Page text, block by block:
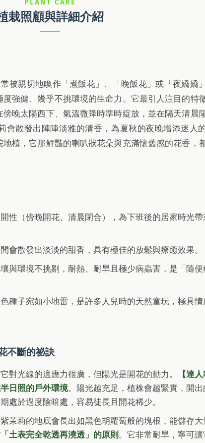
栽照顧與詳細介紹
被親切地喚作「煮飯花」、「晚飯花」或「夜嬌嬌
強健、幾乎不挑環境的生命力。它最引人注目的特
晚太陽西下、氣溫微降時準時綻放，並在隔天清晨
會散發出陣陣淡雅的清香，為夏秋的夜晚增添迷人
植，它那鮮豔的喇叭狀花朵與充滿懷舊感的花香，
性（傍晚開花、清晨閉合），為下班後的居家時光帶
會散發出淡淡的甜香，具有極佳的放鬆與療癒效果。
與環境不挑剔，耐熱、耐旱且極少病蟲害，是「隨便
種子宛如小地雷，是許多人兒時的天然童玩，極具情
不斷的祕訣
對光線的適應力很廣，但陽光是開花的動力。
【達
日照的戶外環境。陽光越充足，植株會越緊實，開
處於過度陰暗處，容易徒長且開花稀少。
紫茉莉的地底會長出如黑色胡蘿蔔般的塊根，能儲存大
土表完全乾透再澆透」的原則 。它非常耐旱，寧可讓